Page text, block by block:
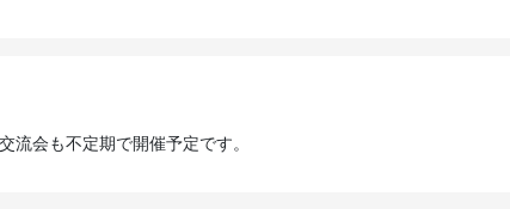
流会も不定期で開催予定です。